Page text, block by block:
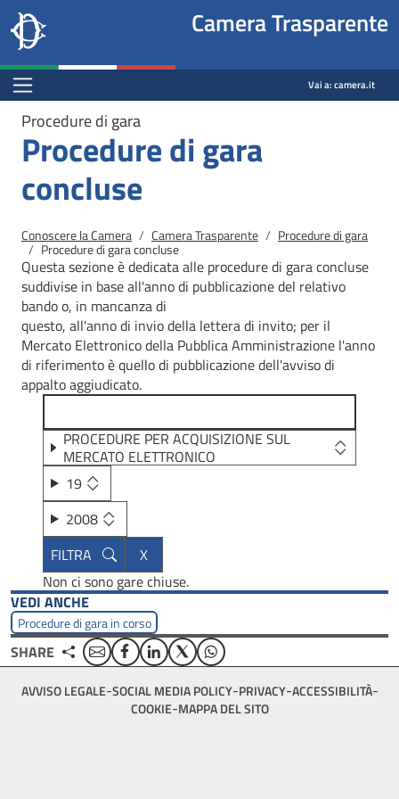
Salta al contenuto principale
Salta al menu di navigazione
Site
header
block
Camera dei deputati
Camera Trasparente
Menu Bar block
Vai a:camera.it
Procedure di gara
Procedure di gara
concluse
Briciole di pane
Conoscere la Camera Camera Trasparente Procedure di gara
Procedure di gara concluse
Questa sezione è dedicata alle procedure di gara concluse
suddivise in base all'anno di pubblicazione del relativo
bando o, in mancanza di
questo, all'anno di invio della lettera di invito; per il
Mercato Elettronico della Pubblica Amministrazione l'anno
di riferimento è quello di pubblicazione dell'avviso di
appalto aggiudicato.
PROCEDURE PER ACQUISIZIONE SUL
MERCATO ELETTRONICO
19
2008
Non ci sono gare chiuse.
VEDI ANCHE
Procedure di gara in corso
SHARE EmailFacebookLinkedinTwitterWhatsApp
Footer
bottom
AVVISO LEGALE SOCIAL MEDIA POLICY PRIVACY ACCESSIBILITÀ
COOKIE MAPPA DEL SITO
Fine pagina
Salta al contenuto principale
Salta al menu di navigazione
Vai a inizio pagina